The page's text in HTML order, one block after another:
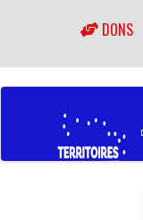
DONS